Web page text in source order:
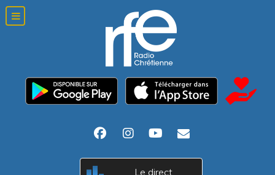
Le direct